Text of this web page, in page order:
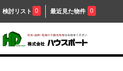
検討リスト 0 最近見た物件 0